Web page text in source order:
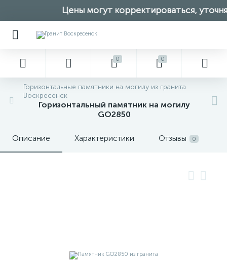
Цены могут корректироваться,
0 0
Горизонтальные памятники на могилу из гранита
Воскресенск
Горизонтальный памятник на могилу
GO2850
Описание Характеристики Отзывы 0